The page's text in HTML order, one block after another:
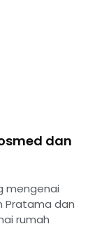
dan
mengenai
Pratama dan
rumah